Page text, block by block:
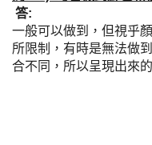
答:
一般可以做到，但視乎
所限制，有時是無法做
合不同，所以呈現出來